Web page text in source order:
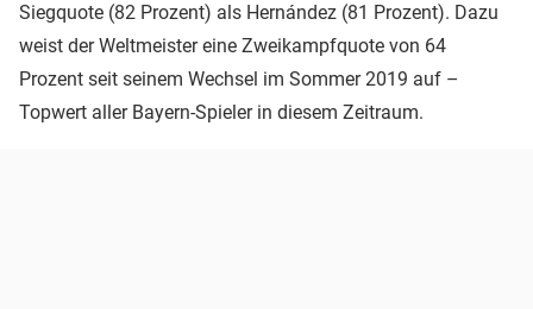
Siegquote (82 Prozent) als Hernández (81 Prozent). Dazu
weist der Weltmeister eine Zweikampfquote von 64
Prozent seit seinem Wechsel im Sommer 2019 auf –
Topwert aller Bayern-Spieler in diesem Zeitraum.